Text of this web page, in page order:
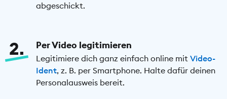
abgeschickt.
2 Per Video legitimieren
Legitimiere dich ganz einfach online mit Video-
Ident, z. B. per Smartphone. Halte dafür deinen
Personalausweis bereit.